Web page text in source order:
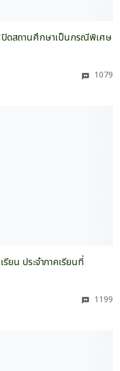
ปิดสถานศึกษาเป็นกรณีพิเศษ
1079
ยน ประจำภาคเรียนที่
1199